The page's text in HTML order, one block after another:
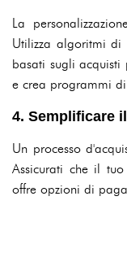
La
Utilizza algoritmi di
basati sugli acquisti
e crea programmi
4. Semplificare
Un processo
Assicurati che il
offre opzioni di